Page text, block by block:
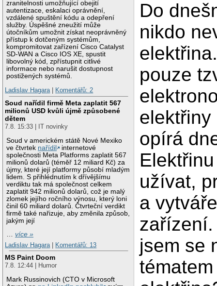
zranitelnosti umožňující obejití
autentizace, eskalaci oprávnění,
vzdálené spuštění kódu a odepření
služby. Úspěšné zneužití může
útočníkům umožnit získat neoprávněný
přístup k dotčeným systémům,
kompromitovat zařízení Cisco Catalyst
SD-WAN a Cisco IOS XE, spustit
libovolný kód, zpřístupnit citlivé
informace nebo narušit dostupnost
postižených systémů.
Ladislav Hagara| Komentářů: 2
Soud nařídil firmě Meta zaplatit 567
milionů USD kvůli újmě způsobené
dětem
7.8. 15:33 | IT novinky
Soud v americkém státě Nové Mexiko
ve čtvrtek nařídil
internetové
společnosti Meta Platforms zaplatit 567
milionů dolarů (téměř 12 miliard Kč) za
újmy, které její platformy působí mladým
lidem. S přihlédnutím k dřívějšímu
verdiktu tak má společnost celkem
zaplatit 942 milionů dolarů, což je malý
zlomek jejího ročního výnosu, který loni
činil 60 miliard dolarů. Čtvrteční verdikt
firmě také nařizuje, aby změnila způsob,
jakým její
…více »
Ladislav Hagara
Komentářů: 13
MS Paint Doom
7.8. 12:44 | Humor
Mark Russinovich (CTO v Microsoft
Do
nikdo
pouze
elektřiny
opírá
užívat,
a
jsem se